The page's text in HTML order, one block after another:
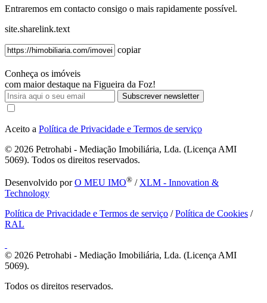
Entraremos em contacto consigo o mais rapidamente possível.
site.sharelink.text
copiar
Conheça os imóveis
com maior destaque na Figueira da Foz!
Subscrever newsletter
Aceito a Política de Privacidade e Termos de serviço
© 2026 Petrohabi - Mediação Imobiliária, Lda. (Licença AMI
5069). Todos os direitos reservados.
Desenvolvido porO MEU IMO® / XLM - Innovation &
Technology
Política de Privacidade e Termos de serviço /Política de Cookies /
RAL
© 2026 Petrohabi - Mediação Imobiliária, Lda. (Licença AMI
5069).
Todos os direitos reservados.